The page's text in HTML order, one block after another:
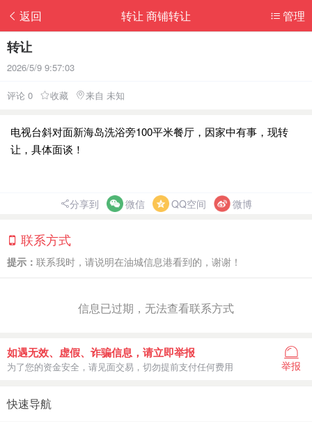
返回 管理
转让 商铺转让
转让
2026/5/9 9:57:03
评论 0 收藏 来自 未知
电视台斜对面新海岛洗浴旁100平米餐厅，因家中有事，现转
让，具体面谈！
分享到 微信 QQ空间 微博
联系方式
提示： 联系我时，请说明在油城信息港看到的，谢谢！
信息已过期，无法查看联系方式
如遇无效、虚假、诈骗信息，请立即举报
为了您的资金安全，请见面交易，切勿提前支付任何费用 举报
快速导航